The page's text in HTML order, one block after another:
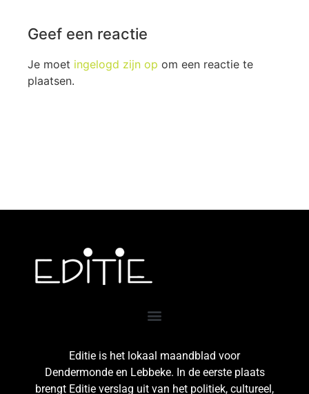
Geef een reactie
Je moet ingelogd zijn op om een reactie te
plaatsen.
Editie is het lokaal maandblad voor
Dendermonde en Lebbeke. In de eerste plaats
brengt Editie verslag uit van het politiek, cultureel,